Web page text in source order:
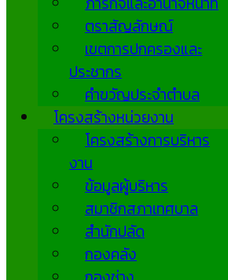
ตราสัญลักษณ์
เขตการปกครองและ
ประชากร
คำขวัญประจำตำบล
โครงสร้างหน่วยงาน
โครงสร้างการบริหาร
งาน
ข้อมูลผู้บริหาร
สมาชิกสภาเทศบาล
สำนักปลัด
กองคลัง